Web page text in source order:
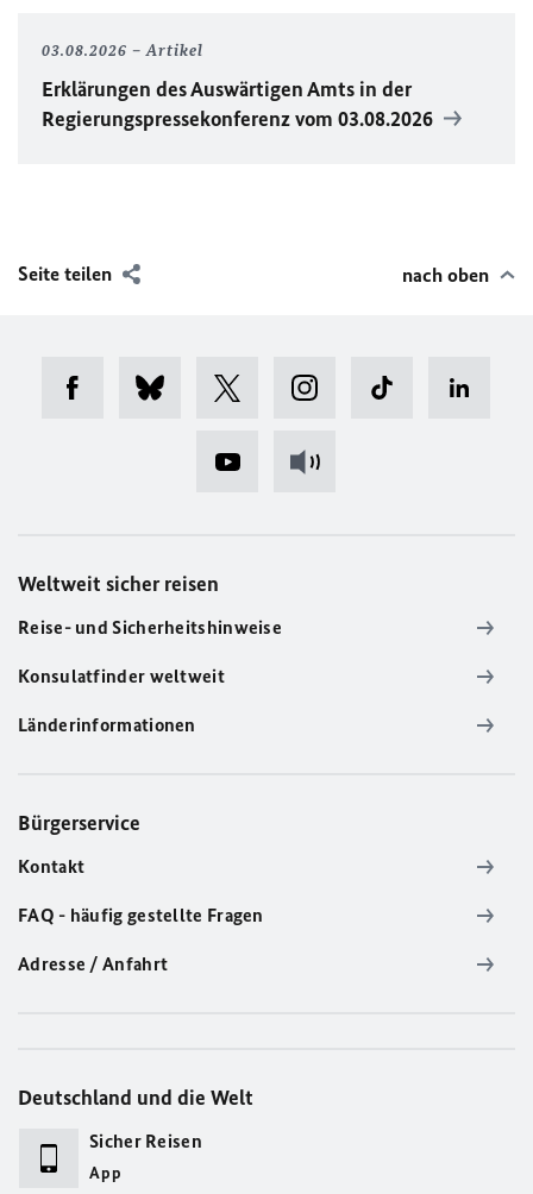
03.08.2026 Artikel
Erklärungen des Auswärtigen Amts in der
Regierungspressekonferenz vom 03.08.2026
Seite teilen nach oben
Weltweit sicher reisen
Reise- und Sicherheitshinweise
Konsulatfinder weltweit
Länderinformationen
Bürgerservice
Kontakt
FAQ - häufig gestellte Fragen
Adresse / Anfahrt
Deutschland und die Welt
Sicher Reisen
App